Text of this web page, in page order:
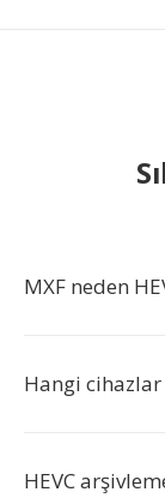
MXF neden
Hangi cihazlar
HEVC